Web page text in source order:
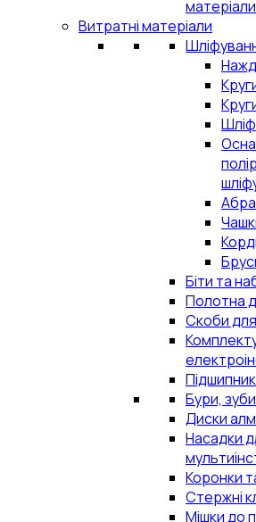
матеріали
Витратні матеріали
Біти та
Полотна
Скоби
Бури,
Диски
Насадки
Коронки
Стержні
Мішки до